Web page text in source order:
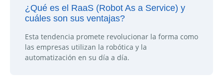
¿Qué es el RaaS (Robot As a Service) y
cuáles son sus ventajas?
Esta tendencia promete revolucionar la forma como
las empresas utilizan la robótica y la
automatización en su día a día.